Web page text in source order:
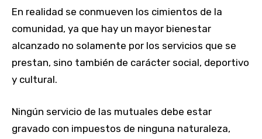
En realidad se conmueven los cimientos de la
comunidad, ya que hay un mayor bienestar
alcanzado no solamente por los servicios que se
prestan, sino también de carácter social, deportivo
y cultural.
Ningún servicio de las mutuales debe estar
gravado con impuestos de ninguna naturaleza,